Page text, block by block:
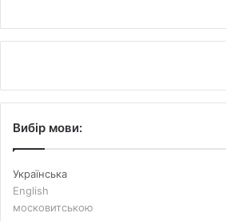
Вибір мови:
Українська
English
московитською